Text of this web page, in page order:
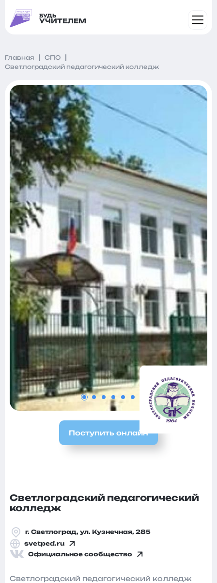
БУДЬ
УЧИТЕЛЕМ
Главная
СПО
Светлоградский педагогический колледж
Поступить онлайн
Светлоградский педагогический
колледж
г. Светлоград, ул. Кузнечная, 285
svetped.ru
Официальное сообщество
Светлоградский педагогический колледж